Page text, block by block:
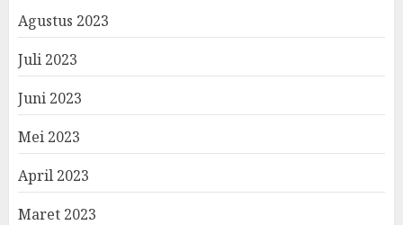
Agustus 2023
Juli 2023
Juni 2023
Mei 2023
April 2023
Maret 2023